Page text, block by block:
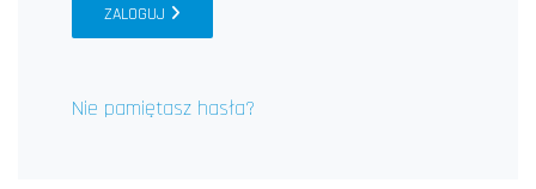
ZALOGUJ
Nie pamiętasz hasła?